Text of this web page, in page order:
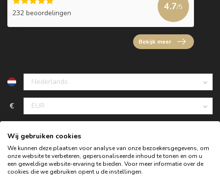
232 beoordelingen
4.7/5
Bekijk meer
€
Wij gebruiken cookies
We kunnen deze plaatsen voor analyse van onze bezoekersgegevens, om
onze website te verbeteren, gepersonaliseerde inhoud te tonen en om u
een geweldige website-ervaring te bieden. Voor meer informatie over de
cookies die we gebruiken opent u de instellingen.